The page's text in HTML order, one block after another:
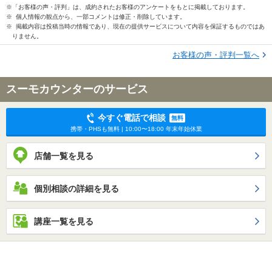
※「お客様の声・評判」は、成約されたお客様のアンケートをもとに掲載しております。
※ 個人情報の観点から、一部コメントは修正・削除しています。
※ 掲載内容は投稿当時の情報であり、現在の提供サービスについて内容を保証するものではあ
りません。
お客様の声・評判一覧へ
スーモカウンターのサービス
今すぐ電話で相談
無料
携帯・PHSも無料 | 10:00〜18:00 年末年始休業
店舗一覧を見る
個別相談の詳細を見る
講座一覧を見る